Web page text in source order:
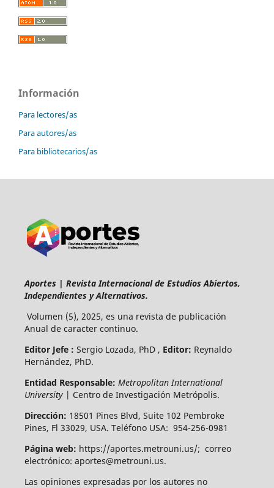
Información
Para lectores/as
Para autores/as
Para bibliotecarios/as
Aportes | Revista Internacional de Estudios Abiertos,
Independientes y Alternativos.
Volumen (5), 2025, es una revista de publicación
Anual de caracter continuo.
Editor Jefe : Sergio Lozada, PhD , Editor: Reynaldo
Hernández, PhD.
Entidad Responsable: Metropolitan International
University| Centro de Investigación Metrópolis.
Dirección: 18501 Pines Blvd, Suite 102 Pembroke
Pines, Fl 33029, USA. Teléfono USA: 954-256-0981
Página web: https://aportes.metrouni.us/; correo
electrónico: aportes@metrouni.us.
Las opiniones expresadas por los autores no